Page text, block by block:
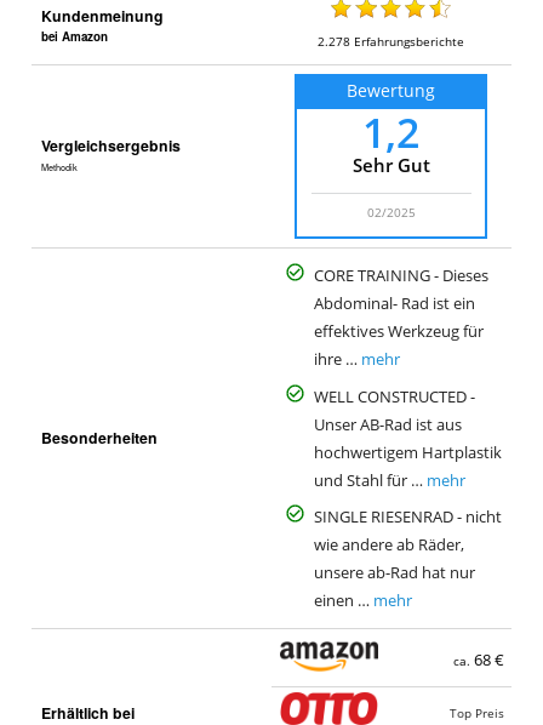
Kundenmeinung
bei Amazon 2.278 Erfahrungsberichte
Vergleichsergebnis
Methodik
Bewertung
1,2
Sehr Gut
02/2025
Besonderheiten
CORE TRAINING - Dieses
Abdominal- Rad ist ein
effektives Werkzeug für
ihre … mehr
WELL CONSTRUCTED -
Unser AB-Rad ist aus
hochwertigem Hartplastik
und Stahl für … mehr
SINGLE RIESENRAD - nicht
wie andere ab Räder,
unsere ab-Rad hat nur
einen … mehr
Erhältlich bei
ca. 68 €
Top Preis